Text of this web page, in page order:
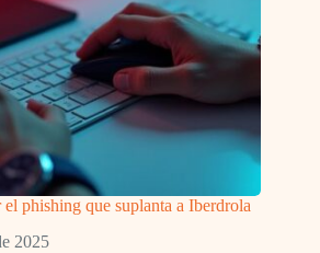
phishing que suplanta a Iberdrola
2025